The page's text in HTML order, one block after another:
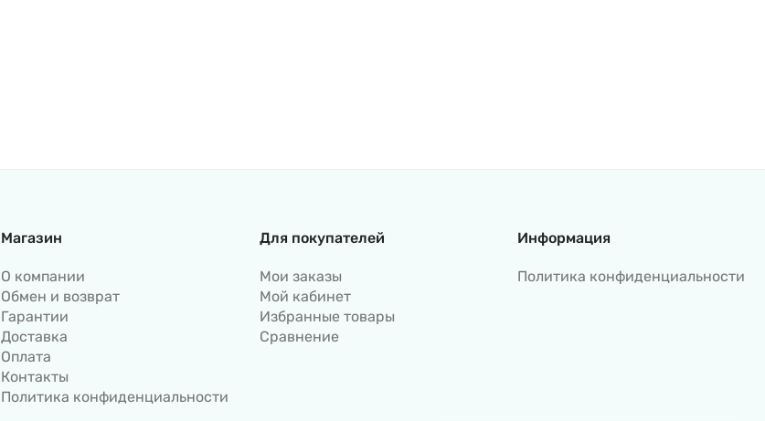
Магазин
О компании
Обмен и возврат
Гарантии
Доставка
Оплата
Контакты
Политика конфиденциальности
Для покупателей
Мои заказы
Мой кабинет
Избранные товары
Сравнение
Информация
Политика конфиденциальности